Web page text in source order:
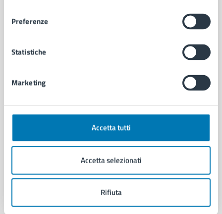
Preferenze
Statistiche
Marketing
Accetta tutti
Accetta selezionati
Rifiuta
Ambiente
Autorizzazioni
Cultura e tempo libero
Educazione e formazione
Giustizia e sicurezza pubblica
Salute, benessere e assistenza
Vita lavorativa
NOVITÀ